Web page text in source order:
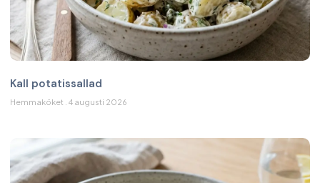
Kall potatissallad
Hemmaköket 4 augusti 2026